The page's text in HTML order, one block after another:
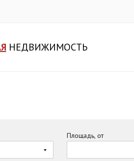
НЕДВИЖИМОСТЬ
Площадь, от